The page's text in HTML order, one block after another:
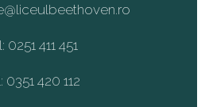
0251 411 451
0351 420 112